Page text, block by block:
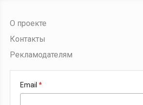
О проекте
Контакты
Рекламодателям
Email